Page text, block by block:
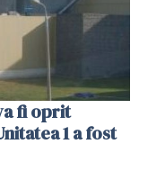
fi oprit
1 a fost